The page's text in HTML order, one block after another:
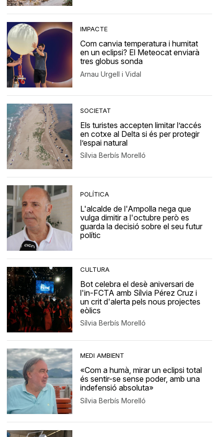
IMPACTE
Com canvia temperatura i humitat
en un eclipsi? El Meteocat enviarà
tres globus sonda
Arnau Urgell i Vidal
SOCIETAT
Els turistes accepten limitar l’accés
en cotxe al Delta si és per protegir
l’espai natural
Sílvia Berbís Morelló
POLÍTICA
L'alcalde de l'Ampolla nega que
vulga dimitir a l'octubre però es
guarda la decisió sobre el seu futur
polític
CULTURA
Bot celebra el desè aniversari de
l'in-FCTA amb Sílvia Pérez Cruz i
un crit d'alerta pels nous projectes
eòlics
Sílvia Berbís Morelló
MEDI AMBIENT
«Com a humà, mirar un eclipsi total
és sentir-se sense poder, amb una
indefensió absoluta»
Sílvia Berbís Morelló